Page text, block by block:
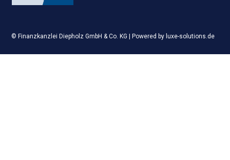
© Finanzkanzlei Diepholz GmbH & Co. KG | Powered by luxe-solutions.de